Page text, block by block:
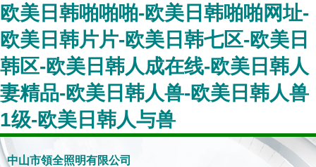
欧美日韩啪啪啪-欧美日韩啪啪网址-
欧美日韩片片-欧美日韩七区-欧美日
韩区-欧美日韩人成在线-欧美日韩人
妻精品-欧美日韩人兽-欧美日韩人兽
1级-欧美日韩人与兽
中山市領全照明有限公司